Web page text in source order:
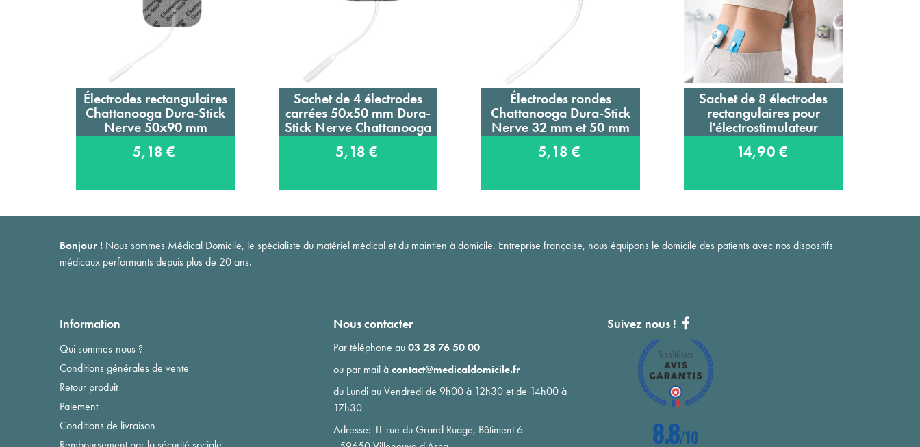
Ajouter au panier
Électrodes rectangulaires
Chattanooga Dura-Stick
Nerve 50x90 mm
5,18 €
Ajouter au panier
Sachet de 4 électrodes
carrées 50x50 mm Dura-
Stick Nerve Chattanooga
5,18 €
Ajouter au panier
Électrodes rondes
Chattanooga Dura-Stick
Nerve 32 mm et 50 mm
5,18 €
Ajouter au panier
Sachet de 8 électrodes
rectangulaires pour
l'électrostimulateur
Bluetens Classic 2
14,90 €
Bonjour ! Nous sommes Médical Domicile, le spécialiste du matériel médical et du maintien à domicile. Entreprise française, nous équipons le domicile des patients avec nos dispositifs
médicaux performants depuis plus de 20 ans.
Information
Qui sommes-nous ?
Conditions générales de vente
Retour produit
Paiement
Conditions de livraison
Nous contacter
Par téléphone au03 28 76 50 00
ou par mail àcontact@medicaldomicile.fr
du Lundi au Vendredi de 9h00 à 12h30 et de 14h00 à
17h30
Adresse: 11 rue du Grand Ruage, Bâtiment 6
Suivez nous !